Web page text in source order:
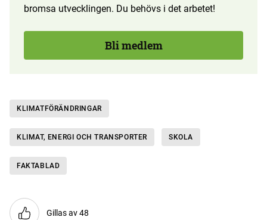
bromsa utvecklingen. Du behövs i det arbetet!
Bli medlem
KLIMAT­FÖRÄNDRINGAR
KLIMAT, ENERGI OCH TRANSPORTER SKOLA
FAKTABLAD
Gillas av 48